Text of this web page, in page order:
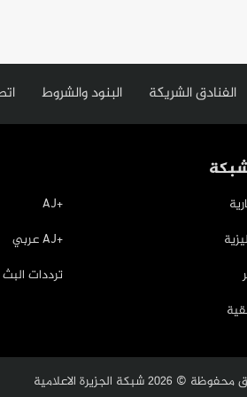
الفنادق الشريكة البنود والشروط
+AJ
+AJ عربي
ترددات البث
شبكة الجزيرة الاعلامية